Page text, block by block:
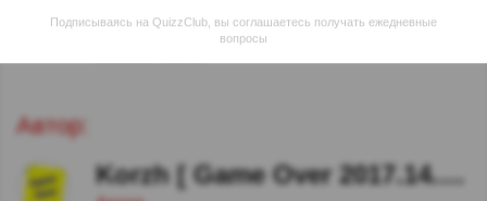
единой как и имена литературных персонажей.
Автор:
Korzh [ Game Over 2017.14.11 ]
Подписываясь на QuizzClub, вы соглашаетесь получать ежедневные
вопросы